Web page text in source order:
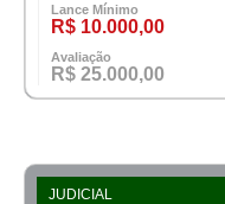
Lance Mínimo
R$ 10.000,00
Avaliação
R$ 25.000,00
JUDICIAL